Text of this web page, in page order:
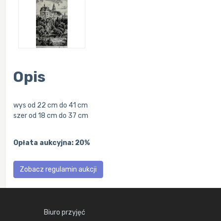
Opis
wys od 22 cm do 41 cm
szer od 18 cm do 37 cm
Opłata aukcyjna: 20%
Zobacz regulamin aukcji
Biuro przyjęć